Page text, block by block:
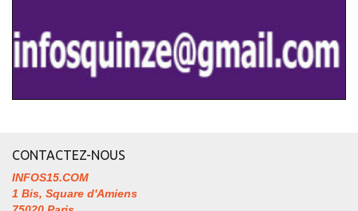
CONTACTEZ-NOUS
INFOS15.COM
1 Bis, Square d'Amiens